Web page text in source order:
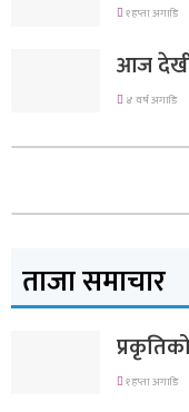
१ हप्ता अगाडि
आज
४ वर्ष अगाडि
ताजा समाचार
१ हप्ता अगाडि